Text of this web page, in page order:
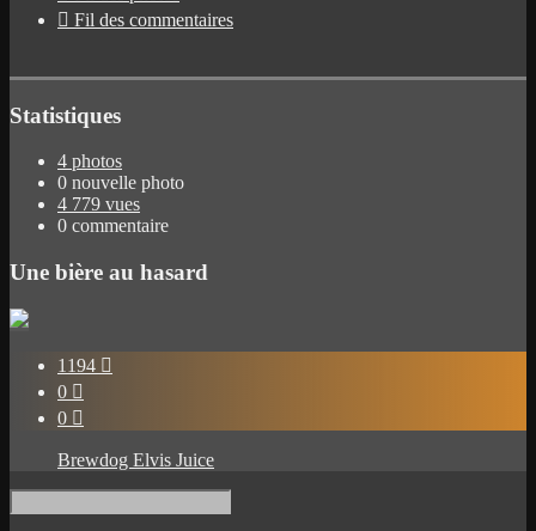
 Fil des commentaires
Statistiques
4 photos
0 nouvelle photo
4 779 vues
0 commentaire
Une bière au hasard
1194 
0 
0 
Brewdog Elvis Juice